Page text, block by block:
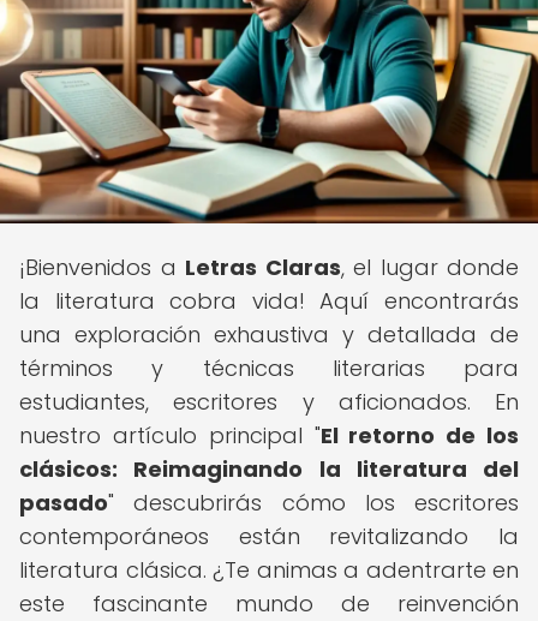
¡Bienvenidos a Letras Claras, el lugar donde
la literatura cobra vida! Aquí encontrarás
una exploración exhaustiva y detallada de
términos y técnicas literarias para
estudiantes, escritores y aficionados. En
nuestro artículo principal "El retorno de los
clásicos: Reimaginando la literatura del
pasado" descubrirás cómo los escritores
contemporáneos están revitalizando la
literatura clásica. ¿Te animas a adentrarte en
este fascinante mundo de reinvención